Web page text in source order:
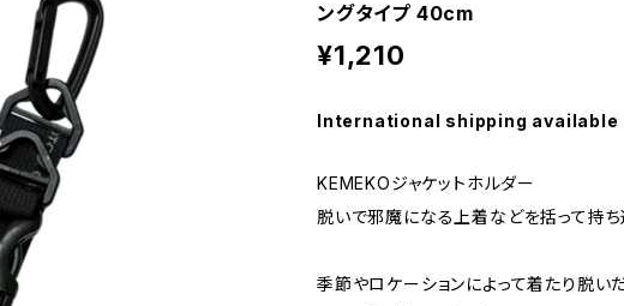
ングタイプ 40cm
¥1,210
International shipping available
KEMEKOジャケットホルダー
脱いで邪魔になる上着などを括って持
季節やロケーションによって着たり脱い